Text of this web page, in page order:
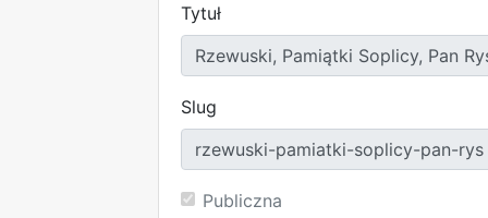
Tytuł
Slug
Publiczna